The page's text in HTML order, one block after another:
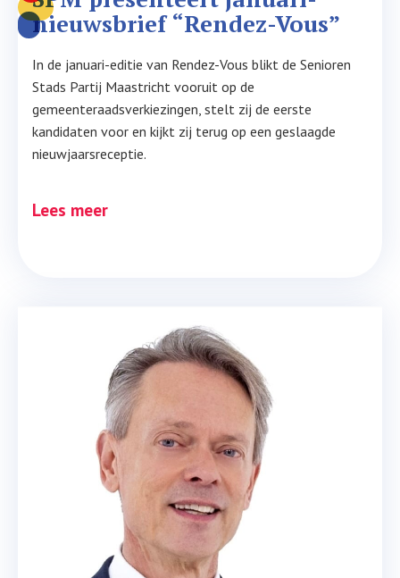
nieuwsbrief “Rendez-Vous”
In de januari-editie van Rendez-Vous blikt de Senioren
Stads Partij Maastricht vooruit op de
gemeenteraadsverkiezingen, stelt zij de eerste
kandidaten voor en kijkt zij terug op een geslaagde
nieuwjaarsreceptie.
Lees meer
Verkiezingscampagne